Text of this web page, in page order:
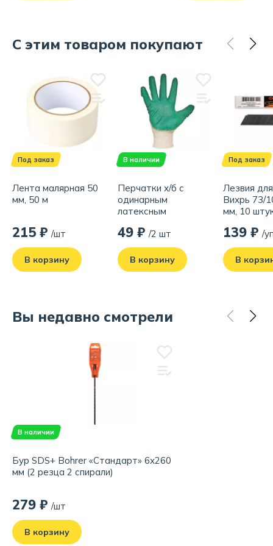
С этим товаром покупают
Под заказ
Лента малярная 50
мм, 50 м
215 ₽ /шт
В корзину
В наличии
Перчатки х/б с
одинарным
латексным
49 ₽ /2 шт
В корзину
Под заказ
Лезвия
Вихрь 73/
мм, 10
139 ₽ /
В
Вы недавно смотрели
В наличии
Бур SDS+ Bohrer «Стандарт» 6х260
мм (2 резца 2 спирали)
279 ₽ /шт
В корзину